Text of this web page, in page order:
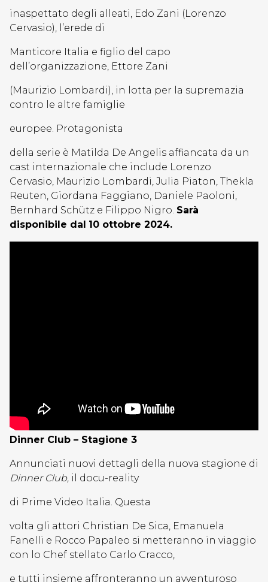
inaspettato degli alleati, Edo Zani (Lorenzo
Cervasio), l’erede di
Manticore Italia e figlio del capo
dell’organizzazione, Ettore Zani
(Maurizio Lombardi), in lotta per la supremazia
contro le altre famiglie
europee. Protagonista
della serie è Matilda De Angelis affiancata da un
cast internazionale che include Lorenzo
Cervasio, Maurizio Lombardi, Julia Piaton, Thekla
Reuten, Giordana Faggiano, Daniele Paoloni,
Bernhard Schütz e Filippo Nigro. Sarà
disponibile dal 10 ottobre 2024.
Dinner Club – Stagione 3
Annunciati nuovi dettagli della nuova stagione di
Dinner Club, il docu-reality
di Prime Video Italia. Questa
volta gli attori Christian De Sica, Emanuela
Fanelli e Rocco Papaleo si metteranno in viaggio
con lo Chef stellato Carlo Cracco,
e tutti insieme affronteranno un avventuroso